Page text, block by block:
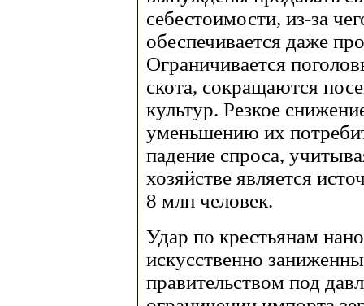
себестоимости, из-за
обеспечивается даже
Ограничивается
скота, сокращаются
культур. Резкое
уменьшению их
падение спроса,
хозяйстве является
8 млн человек.
Удар по крестьянам
искусственно
правительством под